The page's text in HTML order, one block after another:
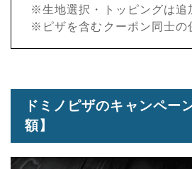
※生地選択・トッピングは追
※ピザを含むクーポン同士の
ドミノピザのキャンペー
額】